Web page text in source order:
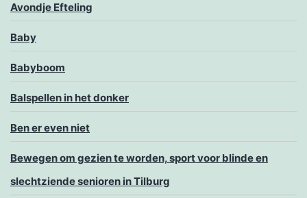
Avondje Efteling
Baby
Babyboom
Balspellen in het donker
Ben er even niet
Bewegen om gezien te worden, sport voor blinde en
slechtziende senioren in Tilburg